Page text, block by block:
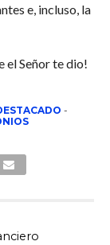
e, incluso, la
el Señor te dio!
-